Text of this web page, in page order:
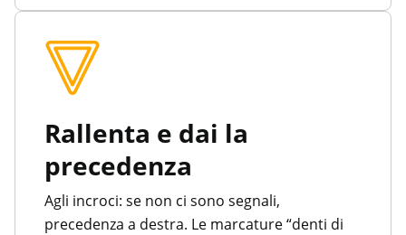
Rallenta e dai la
precedenza
Agli incroci: se non ci sono segnali,
precedenza a destra. Le marcature “denti di